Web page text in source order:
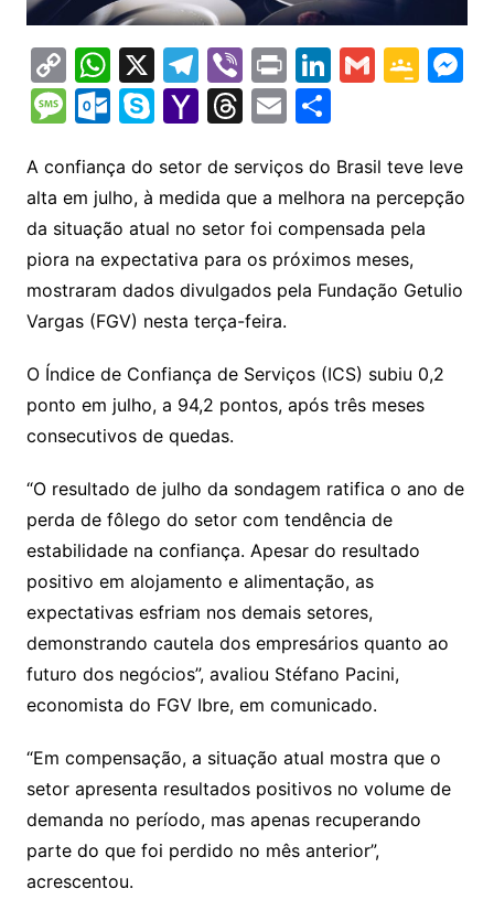
C
o
p
y
Li
n
k
W
h
at
s
A
p
p
X T
el
e
gr
a
m
Vi
b
er
Pr
in
t
Li
n
k
e
dI
n
G
l
G
gl
e
Cl
a
s
o
o
M
s
e
M
s
s
a
g
e
O
lo
o
k.
c
o
S
y
p
e
Y
h
o
o
M
ai
T
e
a
d
s
E
ai
l
S
ar
e
A confiança do setor de serviços do Brasil teve leve
alta em julho, à medida que a melhora na percepção
da situação atual no setor foi compensada pela
piora na expectativa para os próximos meses,
mostraram dados divulgados pela Fundação Getulio
Vargas (FGV) nesta terça-feira.
O Índice de Confiança de Serviços (ICS) subiu 0,2
ponto em julho, a 94,2 pontos, após três meses
consecutivos de quedas.
“O resultado de julho da sondagem ratifica o ano de
perda de fôlego do setor com tendência de
estabilidade na confiança. Apesar do resultado
positivo em alojamento e alimentação, as
expectativas esfriam nos demais setores,
demonstrando cautela dos empresários quanto ao
futuro dos negócios”, avaliou Stéfano Pacini,
economista do FGV Ibre, em comunicado.
“Em compensação, a situação atual mostra que o
setor apresenta resultados positivos no volume de
demanda no período, mas apenas recuperando
parte do que foi perdido no mês anterior”,
acrescentou.